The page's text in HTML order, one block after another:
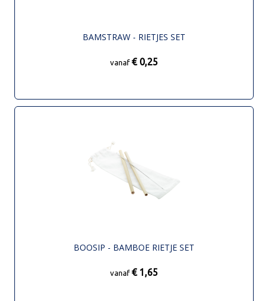
BAMSTRAW - RIETJES SET
vanaf € 0,25
BOOSIP - BAMBOE RIETJE SET
vanaf € 1,65